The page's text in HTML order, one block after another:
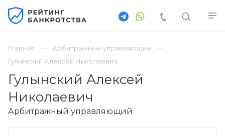
Главная
Арбитражные управляющие
Гулынский Алексей Николаевич
Гулынский Алексей
Николаевич
Арбитражный управляющий